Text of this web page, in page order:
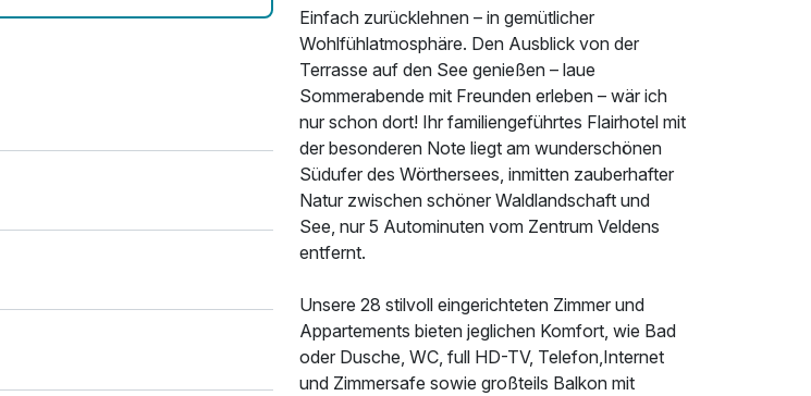
Einfach zurücklehnen – in gemütlicher
Wohlfühlatmosphäre. Den Ausblick von der
Terrasse auf den See genießen – laue
Sommerabende mit Freunden erleben – wär ich
nur schon dort! Ihr familiengeführtes Flairhotel mit
der besonderen Note liegt am wunderschönen
Südufer des Wörthersees, inmitten zauberhafter
Natur zwischen schöner Waldlandschaft und
See, nur 5 Autominuten vom Zentrum Veldens
entfernt.
Unsere 28 stilvoll eingerichteten Zimmer und
Appartements bieten jeglichen Komfort, wie Bad
oder Dusche, WC, full HD-TV, Telefon,Internet
und Zimmersafe sowie großteils Balkon mit